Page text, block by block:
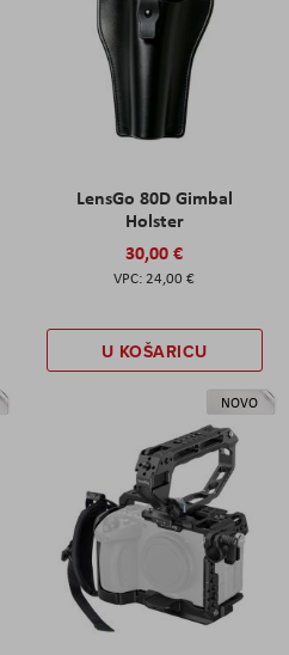
LensGo 80D Gimbal
Holster
30,00 €
24,00 €
U KOŠARICU
NOVO